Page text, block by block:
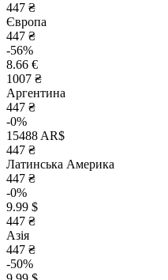
447 ₴
Європа
447 ₴
-56%
8.66 €
1007 ₴
Аргентина
447 ₴
-0%
15488 AR$
447 ₴
Латинська Америка
447 ₴
-0%
9.99 $
447 ₴
Азія
447 ₴
-50%